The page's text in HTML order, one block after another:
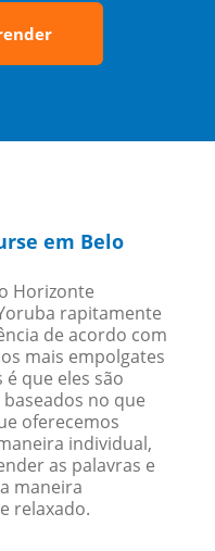
em Belo
Horizonte
rapitamente
de acordo com
mais empolgates
que eles são
no que
oferecemos
individual,
as palavras e
maneira
relaxado.